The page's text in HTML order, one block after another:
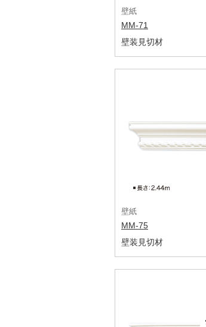
壁紙
MM-71
壁装見切材
壁紙
MM-75
壁装見切材